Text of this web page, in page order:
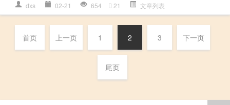
dxs 02-21 654 21 文章列表
首页 上一页 1 2 3 下一页
尾页